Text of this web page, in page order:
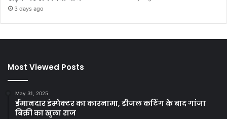
3 days ago
Most Viewed Posts
May 31, 2025
ईमानदार इंस्पेक्टर का कारनामा, डीजल कटिंग के बाद गांजा
बिक्री का खुला राज